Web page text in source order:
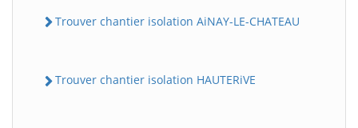
Trouver chantier isolation AiNAY-LE-CHATEAU
Trouver chantier isolation HAUTERiVE